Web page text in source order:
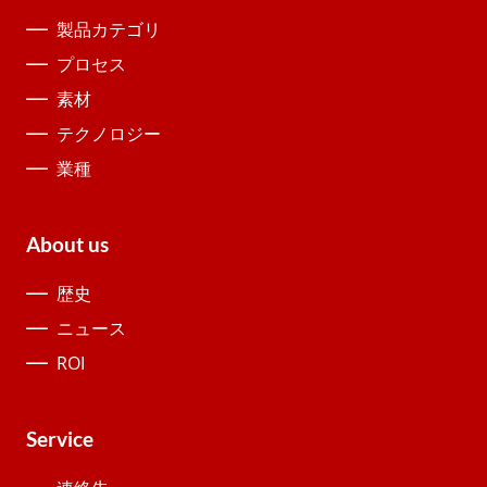
製品カテゴリ
プロセス
素材
テクノロジー
業種
About us
歴史
ニュース
ROI
Service